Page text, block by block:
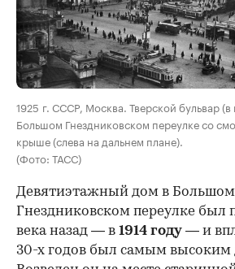
00:00 / 00:00
1925 г. СССР, Москва. Тверской бульвар
Большом Гнездниковском переулке со
крыше (слева на дальнем плане).
(Фото: ТАСС)
Девятиэтажный дом в Большом
Гнездниковском переулке был
века назад — в 1914 году — и
30-х годов был самым высоким